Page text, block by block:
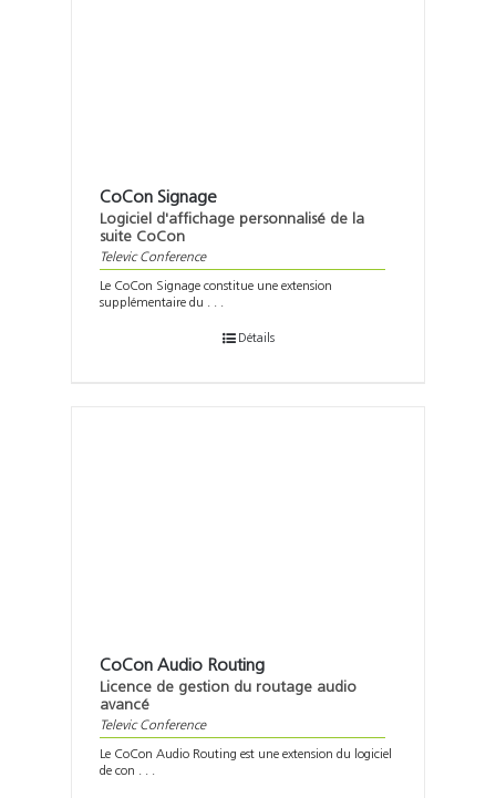
CoCon Signage
Logiciel d'affichage personnalisé de la
suite CoCon
Televic Conference
Le CoCon Signage constitue une extension
supplémentaire du . . .
Détails
CoCon Audio Routing
Licence de gestion du routage audio
avancé
Televic Conference
Le CoCon Audio Routing est une extension du logiciel
de con . . .